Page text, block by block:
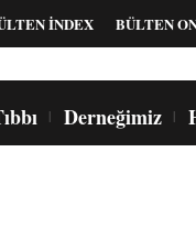
İNDEX BÜLTEN
Derneğimiz